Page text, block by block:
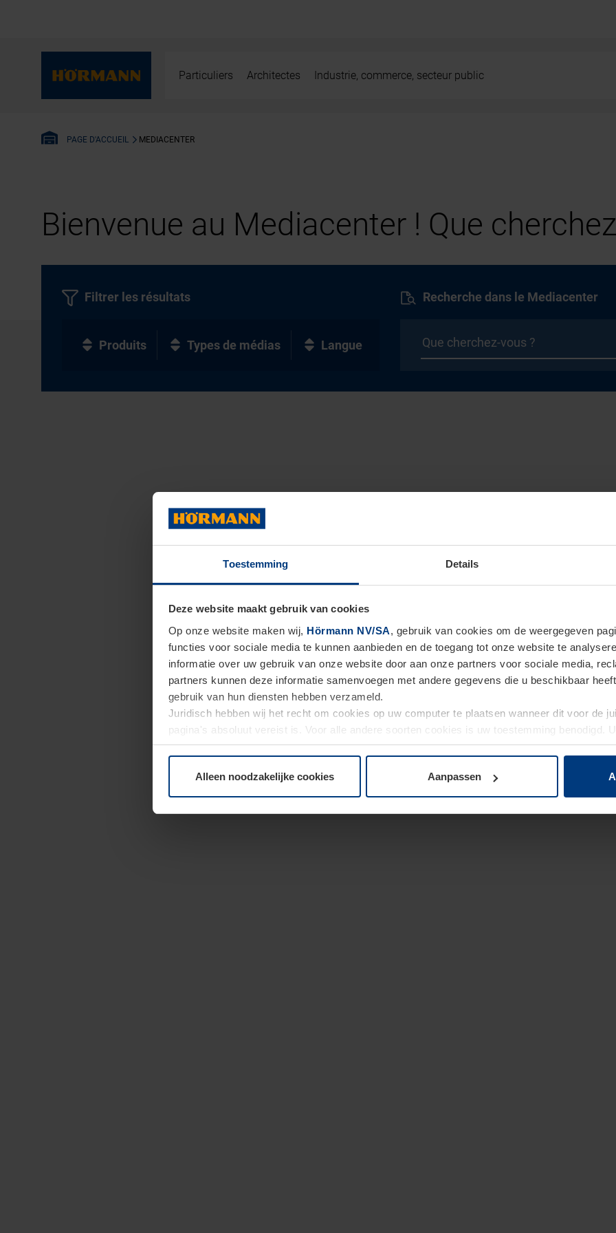
Toestemming Details
Deze website maakt gebruik van cookies
Op onze website maken wij, Hörmann NV/SA, gebruik van cookies om de weergegeven
functies voor sociale media te kunnen aanbieden en de toegang tot onze website te
informatie over uw gebruik van onze website door aan onze partners voor sociale media,
partners kunnen deze informatie samenvoegen met andere gegevens die u beschikbaar
gebruik van hun diensten hebben verzameld.
Juridisch hebben wij het recht om cookies op uw computer te plaatsen wanneer dit voor de
pagina's absoluut vereist is. Voor alle andere soorten cookies is uw toestemming benodigd.
moment bij de uitleg van de cookies op paginaPrivacyverklaringop onze website wijzigen
Alleen noodzakelijke cookies Aanpassen
Particuliers Architectes Industrie, commerce, secteur public
PAGE D'ACCUEIL MEDIACENTER
Bienvenue au Mediacenter ! Que
Recherche dans le Mediacenter
Filtrer les résultats
Produits Types de médias Langue